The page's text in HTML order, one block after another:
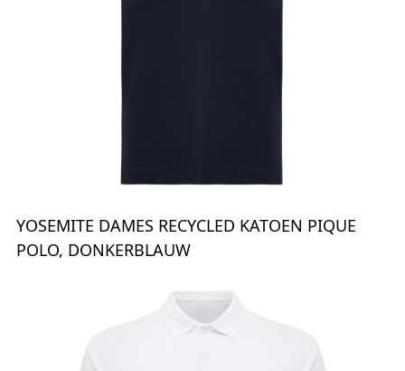
YOSEMITE DAMES RECYCLED KATOEN PIQUE
POLO, DONKERBLAUW